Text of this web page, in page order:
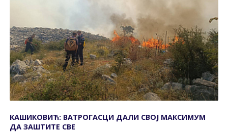
КАШИКОВИЋ: ВАТРОГАСЦИ ДАЛИ СВОЈ МАКСИМУМ
ДА ЗАШТИТЕ СВЕ